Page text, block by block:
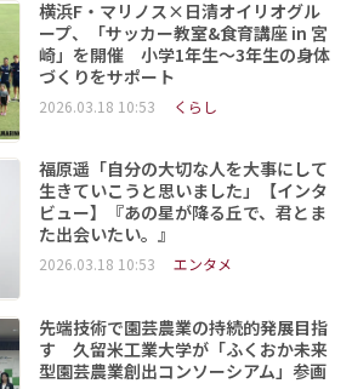
横浜F・マリノス×日清オイリオグル
ープ、「サッカー教室&食育講座 in 宮
崎」を開催 小学1年生～3年生の身体
づくりをサポート
2026.03.18 10:53 くらし
福原遥「自分の大切な人を大事にして
生きていこうと思いました」【インタ
ビュー】『あの星が降る丘で、君とま
た出会いたい。』
2026.03.18 10:53 エンタメ
先端技術で園芸農業の持続的発展目指
す 久留米工業大学が「ふくおか未来
型園芸農業創出コンソーシアム」参画